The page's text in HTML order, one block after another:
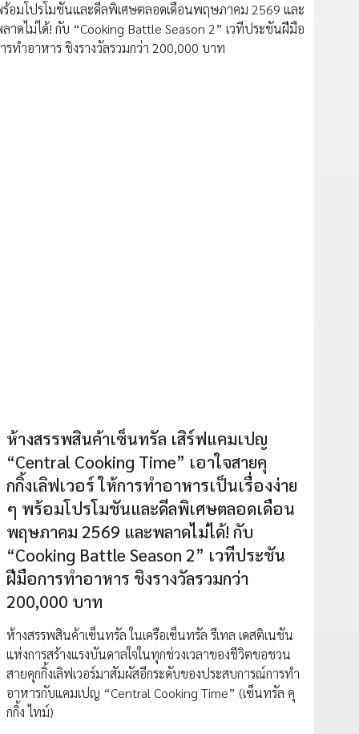
ห้างสรรพสินค้าเซ็นทรัล เสิร์ฟแคมเปญ
“Central Cooking Time” เอาใจสายคุ
กกิ้งเลิฟเวอร์ ให้การทำอาหารเป็นเรื่องง่าย
ๆ พร้อมโปรโมชันและดีลพิเศษตลอดเดือน
พฤษภาคม 2569 และพลาดไม่ได้! กับ
“Cooking Battle Season 2” เวทีประชัน
ฝีมือการทำอาหาร ชิงรางวัลรวมกว่า
200,000 บาท
ห้างสรรพสินค้าเซ็นทรัล ในเครือเซ็นทรัล รีเทล เดสติเนชัน
แห่งการสร้างแรงบันดาลใจในทุกช่วงเวลาของชีวิตขอชวน
สายคุกกิ้งเลิฟเวอร์มาสัมผัสอีกระดับของประสบการณ์การทำ
อาหารกับแคมเปญ “Central Cooking Time” (เซ็นทรัล คุ
กกิ้ง ไทม์)